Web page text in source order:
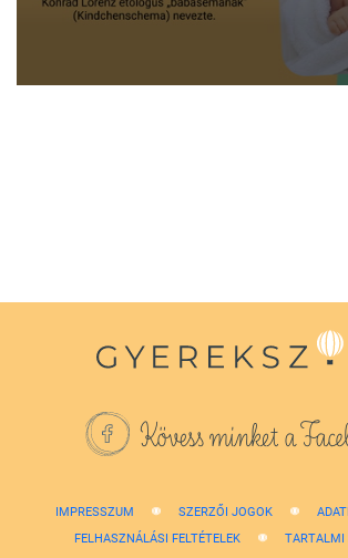
Kövess minket a
IMPRESSZUM SZERZŐI JOGOK
FELHASZNÁLÁSI FELTÉTELEK
TARTALMI